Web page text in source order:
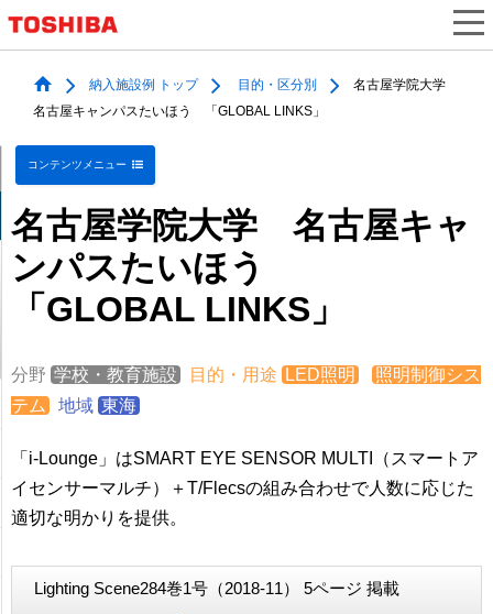
納入施設例 トップ 目的・区分別
名古屋学院大学
名古屋キャンパスたいほう 「GLOBAL LINKS」
コンテンツメニュー
名古屋学院大学 名古屋キャ
ンパスたいほう
「GLOBAL LINKS」
分野 学校・教育施設 目的・用途 LED照明
照明制御シス
テム
地域 東海
「i-Lounge」はSMART EYE SENSOR MULTI（スマートア
イセンサーマルチ）＋T/Flecsの組み合わせで人数に応じた
適切な明かりを提供。
Lighting Scene284巻1号（2018-11） 5ページ 掲載